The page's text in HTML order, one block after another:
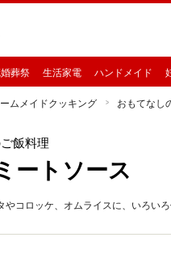
葬祭 生活家電 ハンドメイド
ムメイドクッキング おもてなし
飯料理
ートソース
コロッケ、オムライスに、いろいろ